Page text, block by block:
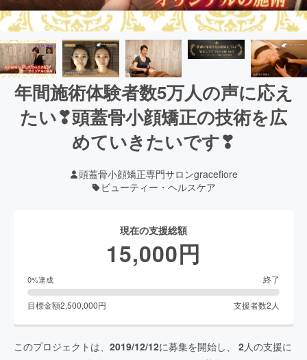
年間施術体験者数5万人の声に応え
たい❣頭蓋骨小顔矯正の技術を広
めていきたいです❣
頭蓋骨小顔矯正専門サロンgracefiore
ビューティー・ヘルスケア
現在の支援総額
15,000円
0%達成 終了
目標金額2,500,000円 支援者数2人
このプロジェクトは、 2019/12/12に募集を開始し、 2人の支援に